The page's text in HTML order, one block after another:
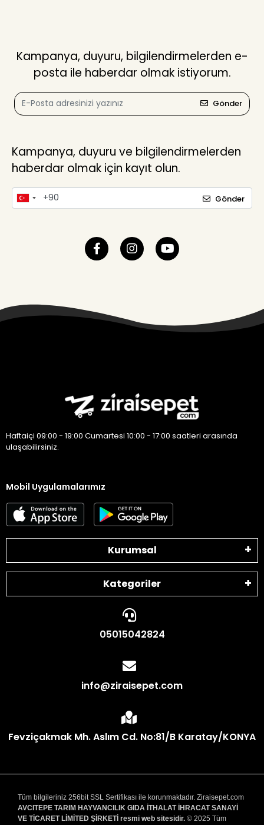
Kampanya, duyuru, bilgilendirmelerden e-
posta ile haberdar olmak istiyorum.
Gönder
Kampanya, duyuru ve bilgilendirmelerden
haberdar olmak için kayıt olun.
Gönder
Haftaiçi 09:00 - 19:00 Cumartesi 10:00 - 17:00 saatleri arasında
ulaşabilirsiniz.
Mobil Uygulamalarımız
Kurumsal
Kategoriler
05015042824
info@ziraisepet.com
Fevziçakmak Mh. Aslım Cd. No:81/B Karatay/KONYA
Tüm bilgileriniz 256bit SSL Sertifikası ile korunmaktadır. Ziraisepet.com
AVCITEPE TARIM HAYVANCILIK GIDA İTHALAT İHRACAT SANAYİ
VE TİCARET LİMİTED ŞİRKETİ resmi web sitesidir. © 2025 Tüm